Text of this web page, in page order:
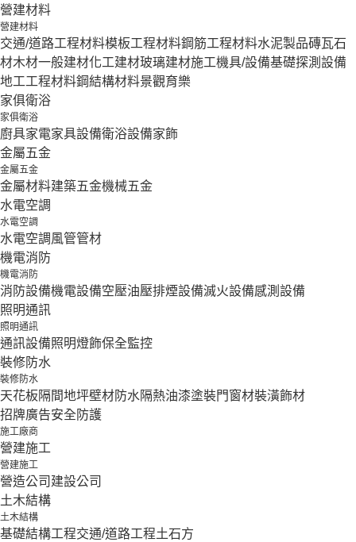
營建材料
營建材料
交通/道路工程材料模板工程材料鋼筋工程材料水泥製品磚瓦石
材木材一般建材化工建材玻璃建材施工機具/設備基礎探測設備
地工工程材料鋼結構材料景觀育樂
家俱衛浴
家俱衛浴
廚具家電家具設備衛浴設備家飾
金屬五金
金屬五金
金屬材料建築五金機械五金
水電空調
水電空調
水電空調風管管材
機電消防
機電消防
消防設備機電設備空壓油壓排煙設備滅火設備感測設備
照明通訊
照明通訊
通訊設備照明燈飾保全監控
裝修防水
裝修防水
天花板隔間地坪壁材防水隔熱油漆塗裝門窗材裝潢飾材
招牌廣告安全防護
施工廠商
營建施工
營建施工
營造公司 建設公司
土木結構
土木結構
基礎結構工程交通/道路工程土石方